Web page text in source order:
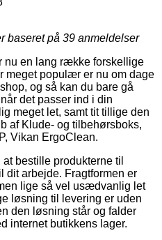
baseret på 39 anmeldelser
nu en lang række forskellige
meget populær er nu om dage
og så kan du bare gå
det passer ind i din
meget let, samt tit tillige den
af Klude- og tilbehørsboks,
Vikan ErgoClean.
bestille produkterne til
dit arbejde. Fragtformen er
lige så vel usædvanlig let
løsning til levering er uden
den løsning står og falder
internet butikkens lager.